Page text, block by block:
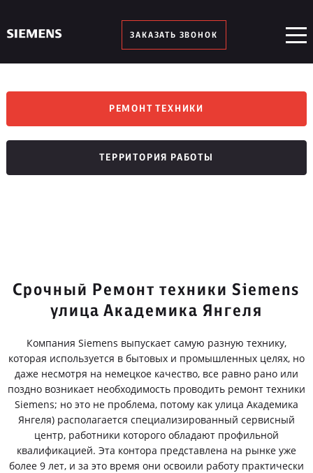
ЗАКАЗАТЬ ЗВОНОК
РЕМОНТ ТЕХНИКИ
ТЕРРИТОРИЯ РАБОТЫ
Срочный Ремонт техники Siemens
улица Академика Янгеля
Компания Siemens выпускает самую разную технику,
которая используется в бытовых и промышленных целях, но
даже несмотря на немецкое качество, все равно рано или
поздно возникает необходимость проводить ремонт техники
Siemens; но это не проблема, потому как улица Академика
Янгеля) располагается специализированный сервисный
центр, работники которого обладают профильной
квалификацией. Эта контора представлена на рынке уже
более 9 лет, и за это время они освоили работу практически